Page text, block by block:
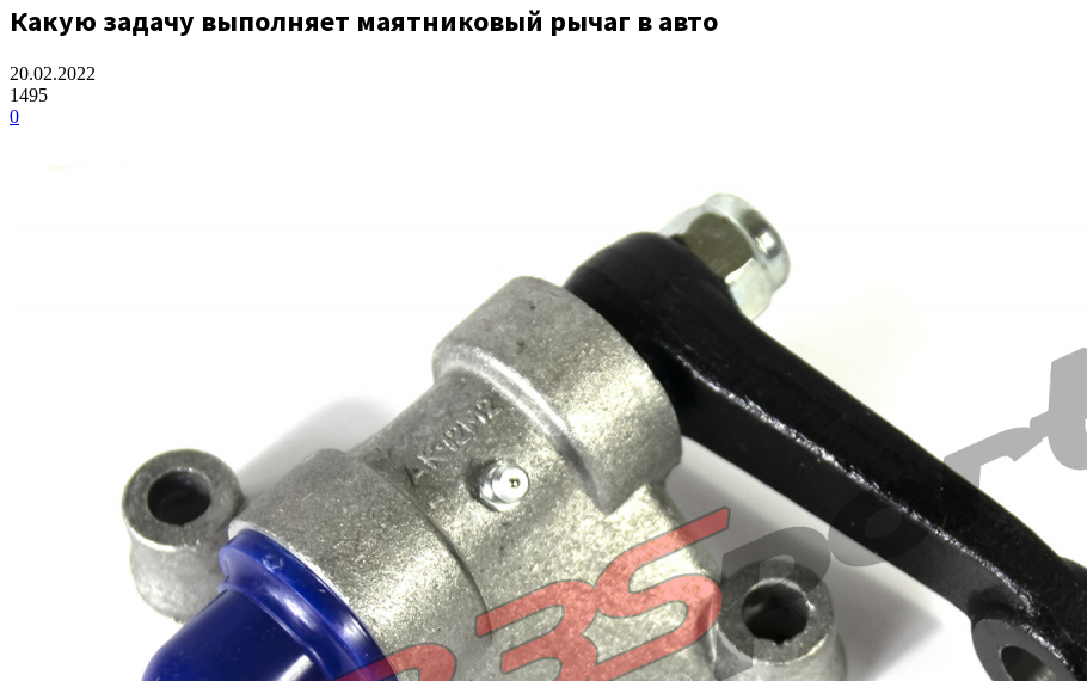
Какую задачу выполняет маятниковый рычаг в авто
20.02.2022
1495
0